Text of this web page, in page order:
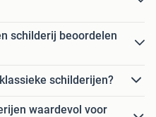
schilderij beoordelen
schilderijen?
waardevol voor